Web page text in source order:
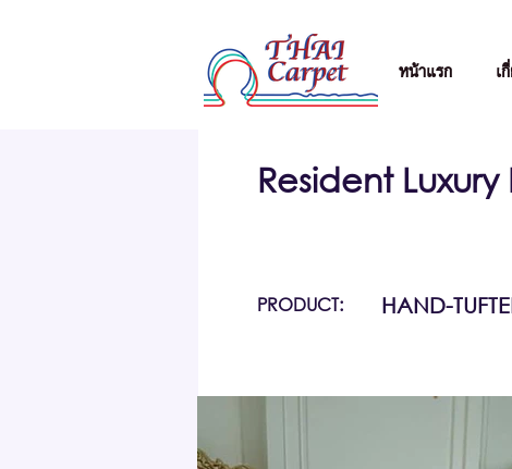
หน้าแรก เ
Resident Luxury
PRODUCT: HAND-